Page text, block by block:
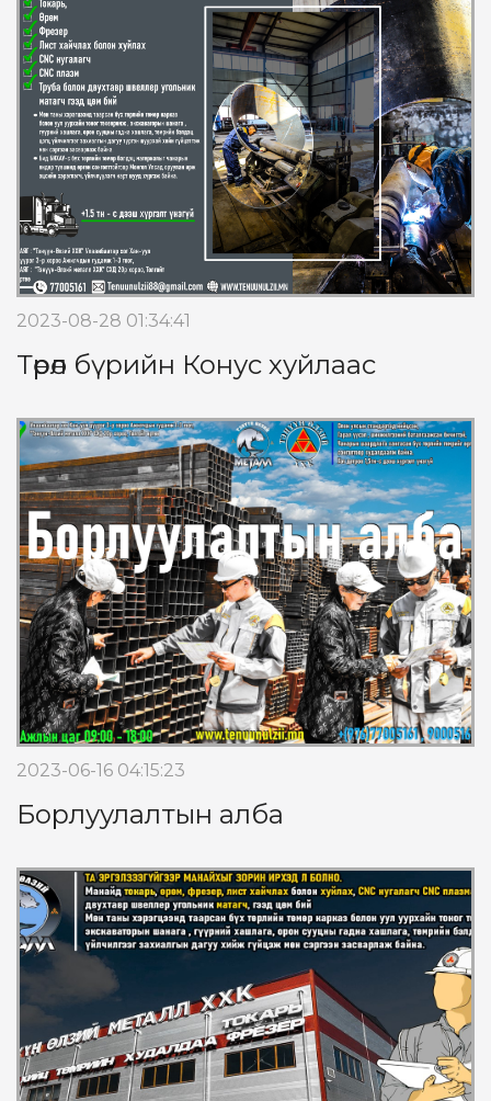
2023-08-28 01:34:41
Төрөл бүрийн Конус хуйлаас
2023-06-16 04:15:23
Борлуулалтын алба